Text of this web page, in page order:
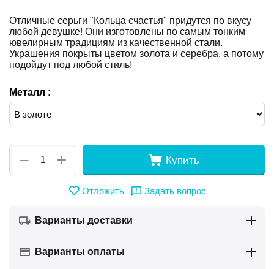
Отличные серьги "Кольца счастья" придутся по вкусу
любой девушке! Они изготовлены по самым тонким
ювелирным традициям из качественной стали.
Украшения покрыты цветом золота и серебра, а потому
подойдут под любой стиль!
Металл :
+
− Купить
Отложить Задать вопрос
Варианты доставки
Варианты оплаты